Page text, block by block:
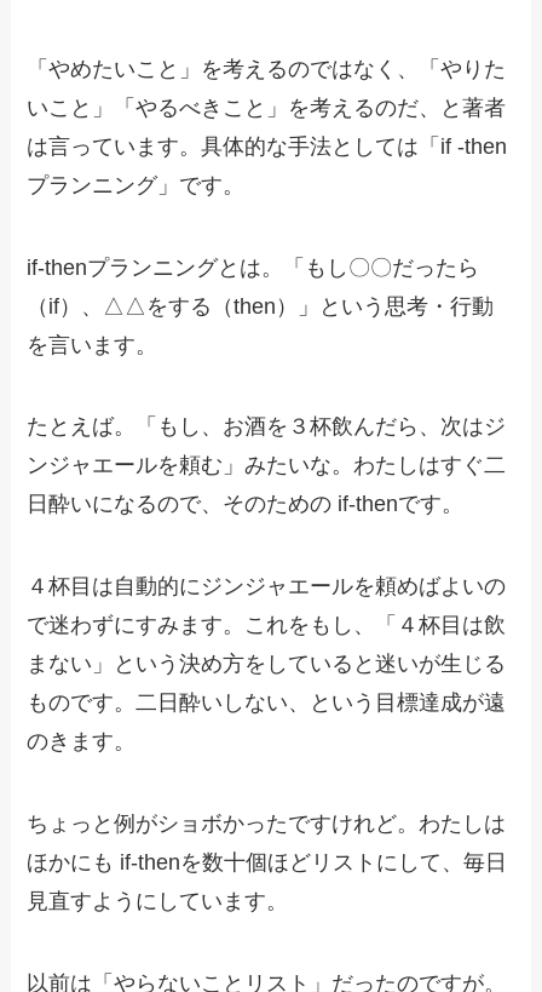
「やめたいこと」を考えるのではなく、「やりた
いこと」「やるべきこと」を考えるのだ、と著者
は言っています。具体的な手法としては「if -then
プランニング」です。
if-thenプランニングとは。「もし〇〇だったら
（if）、△△をする（then）」という思考・行動
を言います。
たとえば。「もし、お酒を３杯飲んだら、次はジ
ンジャエールを頼む」みたいな。わたしはすぐ二
日酔いになるので、そのための if-thenです。
４杯目は自動的にジンジャエールを頼めばよいの
で迷わずにすみます。これをもし、「４杯目は飲
まない」という決め方をしていると迷いが生じる
ものです。二日酔いしない、という目標達成が遠
のきます。
ちょっと例がショボかったですけれど。わたしは
ほかにも if-thenを数十個ほどリストにして、毎日
見直すようにしています。
以前は「やらないことリスト」だったのですが。